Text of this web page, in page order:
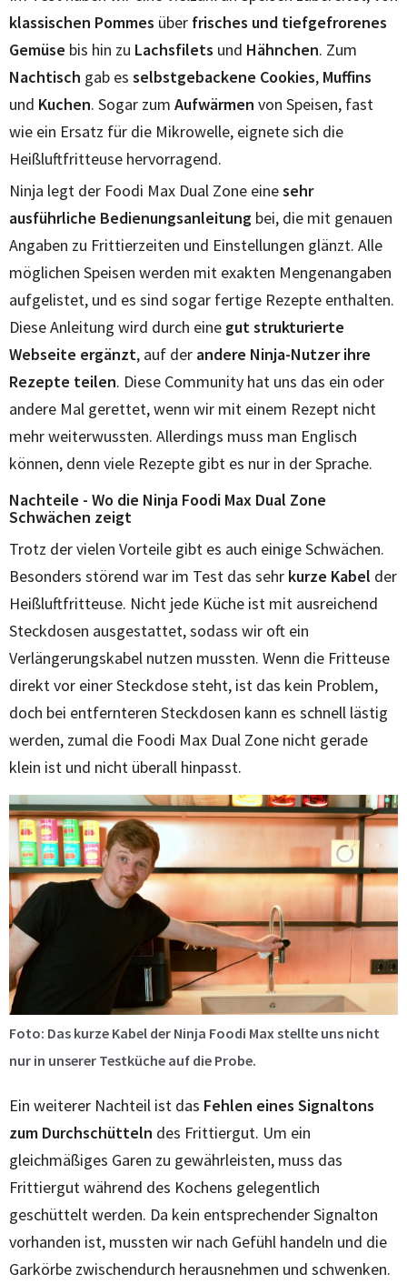
klassischen Pommes über frisches und tiefgefrorenes
Gemüse bis hin zu Lachsfilets und Hähnchen. Zum
Nachtisch gab es selbstgebackene Cookies, Muffins
und Kuchen. Sogar zum Aufwärmen von Speisen, fast
wie ein Ersatz für die Mikrowelle, eignete sich die
Heißluftfritteuse hervorragend.
Ninja legt der Foodi Max Dual Zone einesehr
ausführliche Bedienungsanleitung bei, die mit genauen
Angaben zu Frittierzeiten und Einstellungen glänzt. Alle
möglichen Speisen werden mit exakten Mengenangaben
aufgelistet, und es sind sogar fertige Rezepte enthalten.
Diese Anleitung wird durch eine gutstrukturierte
Webseite ergänzt, auf der andere Ninja-Nutzer ihre
Rezepte teilen. Diese Community hat uns das ein oder
andere Mal gerettet, wenn wir mit einem Rezept nicht
mehr weiterwussten. Allerdings muss man Englisch
können, denn viele Rezepte gibt es nur in der Sprache.
Nachteile - Wo die Ninja Foodi Max Dual Zone
Schwächen zeigt
Trotz der vielen Vorteile gibt es auch einige Schwächen.
Besonders störend war im Test das sehr kurze Kabel der
Heißluftfritteuse. Nicht jede Küche ist mit ausreichend
Steckdosen ausgestattet, sodass wir oft ein
Verlängerungskabel nutzen mussten. Wenn die Fritteuse
direkt vor einer Steckdose steht, ist das kein Problem,
doch bei entfernteren Steckdosen kann es schnell lästig
werden, zumal die Foodi Max Dual Zone nicht gerade
klein ist und nicht überall hinpasst.
Foto: Das kurze Kabel der Ninja Foodi Max stellte uns nicht
nur in unserer Testküche auf die Probe.
Ein weiterer Nachteil ist das Fehlen eines Signaltons
zum Durchschütteln des Frittiergut. Um ein
gleichmäßiges Garen zu gewährleisten, muss das
Frittiergut während des Kochens gelegentlich
geschüttelt werden. Da kein entsprechender Signalton
vorhanden ist, mussten wir nach Gefühl handeln und die
Garkörbe zwischendurch herausnehmen und schwenken.